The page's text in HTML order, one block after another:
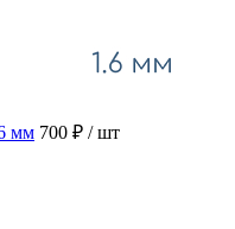
мм 700 ₽ / шт